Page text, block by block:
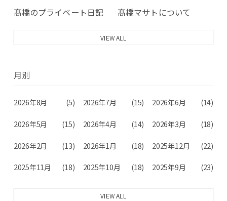
髙橋のプライベート日記 髙橋マサトについて
VIEW ALL
月別
2026年8月 (5) 2026年7月 (15) 2026年6月 (14)
2026年5月 (15) 2026年4月 (14) 2026年3月 (18)
2026年2月 (13) 2026年1月 (18) 2025年12月 (22)
2025年11月 (18) 2025年10月 (18) 2025年9月 (23)
VIEW ALL